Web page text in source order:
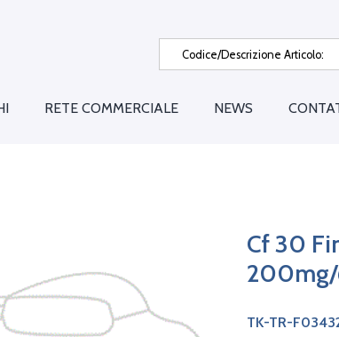
RETE COMMERCIALE NEWS
Cf 30
TK-TR-